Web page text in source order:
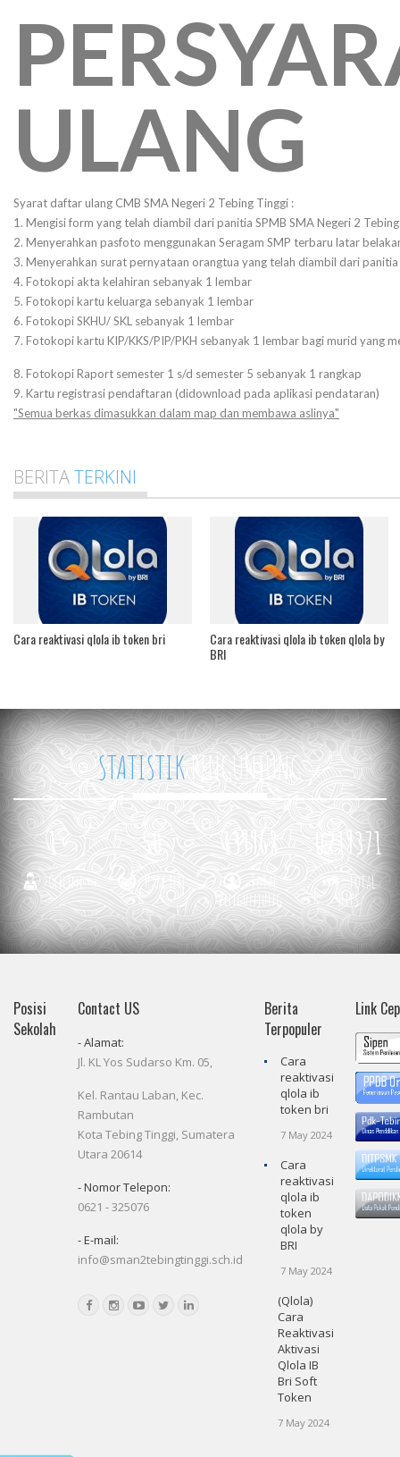
ULANG
Syarat daftar ulang CMB SMA Negeri 2 Tebing Tinggi :
1. Mengisi form yang telah diambil dari panitia SPMB SMA Negeri 2
2. Menyerahkan pasfoto menggunakan Seragam SMP terbaru latar
3. Menyerahkan surat pernyataan orangtua yang telah diambil dari
4. Fotokopi akta kelahiran sebanyak 1 lembar
5. Fotokopi kartu keluarga sebanyak 1 lembar
6. Fotokopi SKHU/ SKL sebanyak 1 lembar
7. Fotokopi kartu KIP/KKS/PIP/PKH sebanyak 1 lembar bagi murid yang
8. Fotokopi Raport semester 1 s/d semester 5 sebanyak 1 rangkap
9. Kartu registrasi pendaftaran (didownload pada aplikasi pendataran)
"Semua berkas dimasukkan dalam map dan membawa aslinya"
BERITATERKINI
Cara reaktivasi qlola ib token bri
Cara reaktivasi qlola ib token qlola by
BRI
STATISTIKPENGUNJUNG
Online
Pengunjung
0219371
Total
Hits
Posisi
Sekolah
Contact US
- Alamat:
Jl. KL Yos Sudarso Km. 05,
Kel. Rantau Laban, Kec.
Rambutan
Kota Tebing Tinggi, Sumatera
Utara 20614
- Nomor Telepon:
0621 - 325076
- E-mail:
info@sman2tebingtinggi.sch.id
Berita
Terpopuler
Cara
reaktivasi
qlola ib
token bri
7 May 2024
Cara
reaktivasi
qlola ib
token
qlola by
BRI
7 May 2024
(Qlola)
Cara
Reaktivasi
Aktivasi
Qlola IB
Bri Soft
Token
7 May 2024
Link